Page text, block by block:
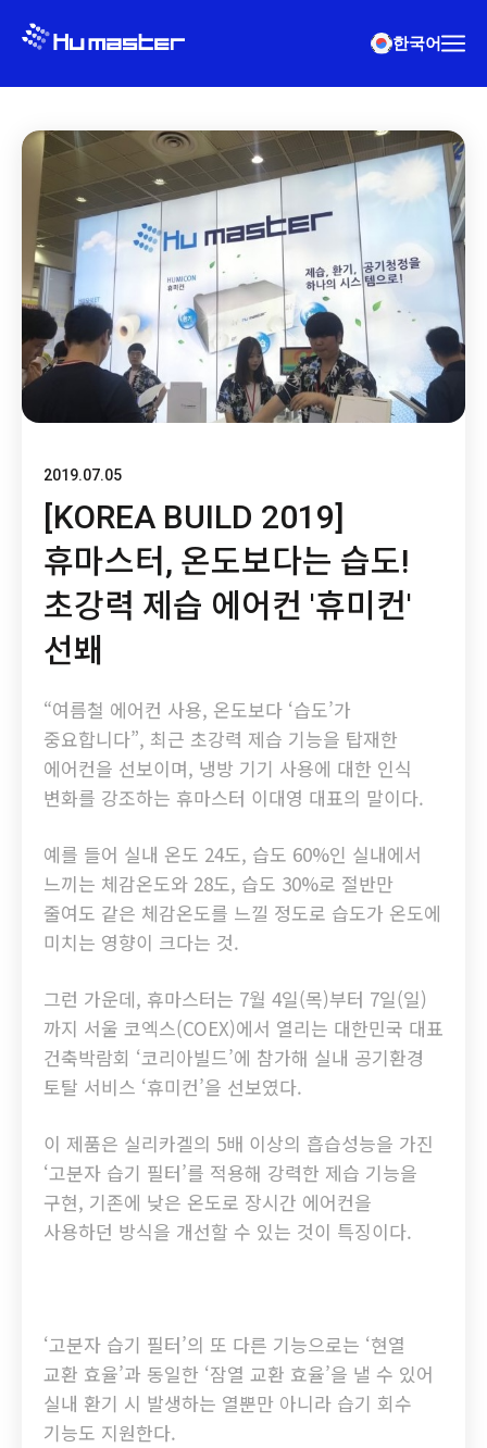
한국어
2019.07.05
[KOREA BUILD 2019]
휴마스터, 온도보다는 습도!
초강력 제습 에어컨 '휴미컨'
선봬
“여름철 에어컨 사용, 온도보다 ‘습도’가
중요합니다”, 최근 초강력 제습 기능을 탑재한
에어컨을 선보이며, 냉방 기기 사용에 대한 인식
변화를 강조하는 휴마스터 이대영 대표의 말이다.
예를 들어 실내 온도 24도, 습도 60%인 실내에서
느끼는 체감온도와 28도, 습도 30%로 절반만
줄여도 같은 체감온도를 느낄 정도로 습도가 온도에
미치는 영향이 크다는 것.
그런 가운데, 휴마스터는 7월 4일(목)부터 7일(일)
까지 서울 코엑스(COEX)에서 열리는 대한민국 대표
건축박람회 ‘코리아빌드’에 참가해 실내 공기환경
토탈 서비스 ‘휴미컨’을 선보였다.
이 제품은 실리카겔의 5배 이상의 흡습성능을 가진
‘고분자 습기 필터’를 적용해 강력한 제습 기능을
구현, 기존에 낮은 온도로 장시간 에어컨을
사용하던 방식을 개선할 수 있는 것이 특징이다.
‘고분자 습기 필터’의 또 다른 기능으로는 ‘현열
교환 효율’과 동일한 ‘잠열 교환 효율’을 낼 수 있어
실내 환기 시 발생하는 열뿐만 아니라 습기 회수
기능도 지원한다.